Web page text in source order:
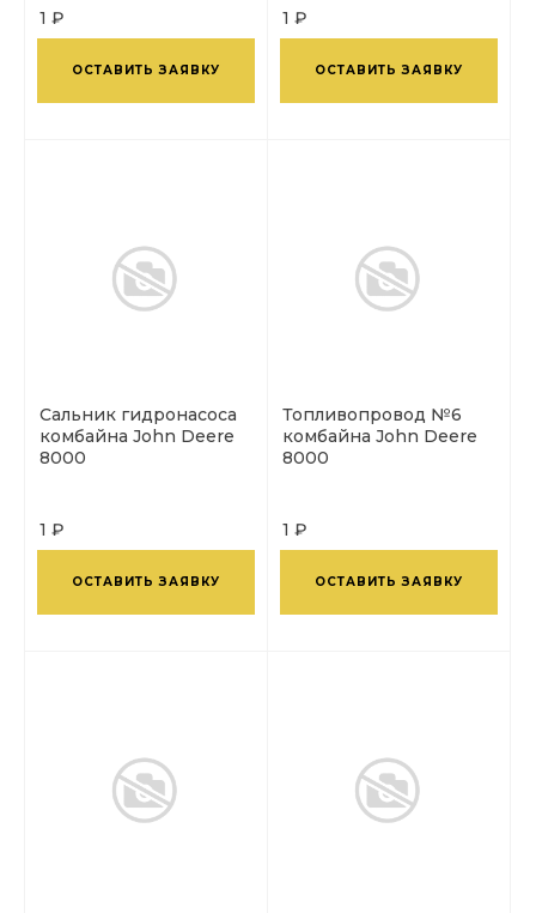
1 ₽
ОСТАВИТЬ ЗАЯВКУ
1 ₽
ОСТАВИТЬ ЗАЯВКУ
Сальник гидронасоса
комбайна John Deere
8000
1 ₽
ОСТАВИТЬ ЗАЯВКУ
Топливопровод №6
комбайна John Deere
8000
1 ₽
ОСТАВИТЬ ЗАЯВКУ